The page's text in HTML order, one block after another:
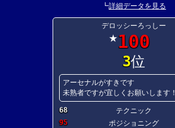
┗詳細データを見る
デロッシーろっしー
★100
3位
アーセナルがすきです
未熟者ですが宜しくお願いします！
68
テクニック
95
ポジショニング